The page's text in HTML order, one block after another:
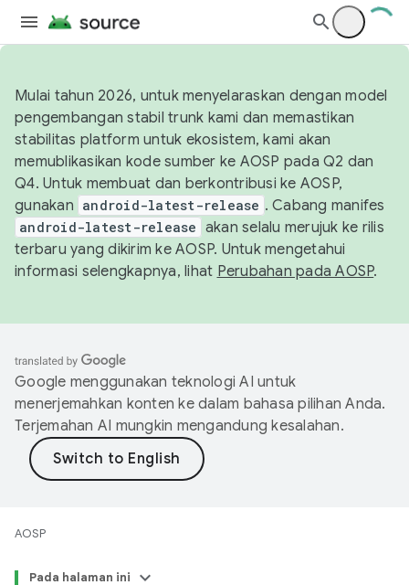
Mulai tahun 2026, untuk menyelaraskan dengan model
pengembangan stabil trunk kami dan memastikan
stabilitas platform untuk ekosistem, kami akan
memublikasikan kode sumber ke AOSP pada Q2 dan
Q4. Untuk membuat dan berkontribusi ke AOSP,
gunakan android-latest-release . Cabang manifes
android-latest-release akan selalu merujuk ke rilis
terbaru yang dikirim ke AOSP. Untuk mengetahui
informasi selengkapnya, lihat Perubahan pada AOSP.
Google menggunakan teknologi AI untuk
menerjemahkan konten ke dalam bahasa pilihan Anda.
Terjemahan AI mungkin mengandung kesalahan.
AOSP
Pada halaman ini